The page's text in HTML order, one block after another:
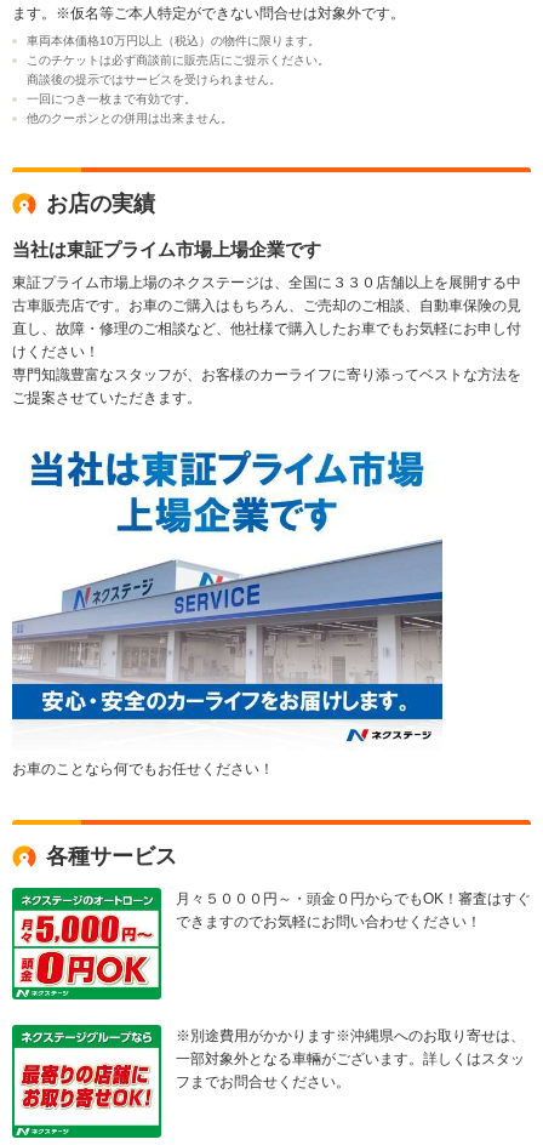
ます。※仮名等ご本人特定ができない問合せは対象外です。
車両本体価格10万円以上（税込）の物件に限ります。
このチケットは必ず商談前に販売店にご提示ください。
商談後の提示ではサービスを受けられません。
一回につき一枚まで有効です。
他のクーポンとの併用は出来ません。
お店の実績
当社は東証プライム市場上場企業です
東証プライム市場上場のネクステージは、全国に３３０店舗以上を展開する中
古車販売店です。お車のご購入はもちろん、ご売却のご相談、自動車保険の見
直し、故障・修理のご相談など、他社様で購入したお車でもお気軽にお申し付
けください！
専門知識豊富なスタッフが、お客様のカーライフに寄り添ってベストな方法を
ご提案させていただきます。
お車のことなら何でもお任せください！
各種サービス
月々５０００円～・頭金０円からでもOK！審査はすぐ
できますのでお気軽にお問い合わせください！
※別途費用がかかります※沖縄県へのお取り寄せは、
一部対象外となる車輛がございます。詳しくはスタッ
フまでお問合せください。